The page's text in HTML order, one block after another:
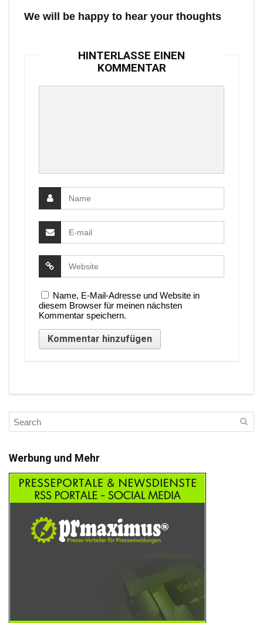
We will be happy to hear your thoughts
HINTERLASSE EINEN
KOMMENTAR
Name, E-Mail-Adresse und Website in
diesem Browser für meinen nächsten
Kommentar speichern.
Werbung und Mehr